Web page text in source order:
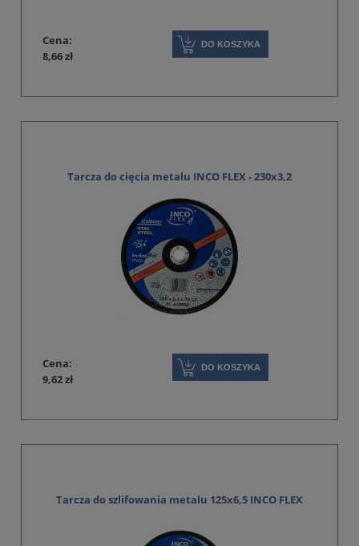
Cena:
8,66 zł
DO KOSZYKA
Tarcza do cięcia metalu INCO FLEX - 230x3,2
Cena:
9,62 zł
DO KOSZYKA
Tarcza do szlifowania metalu 125x6,5 INCO FLEX